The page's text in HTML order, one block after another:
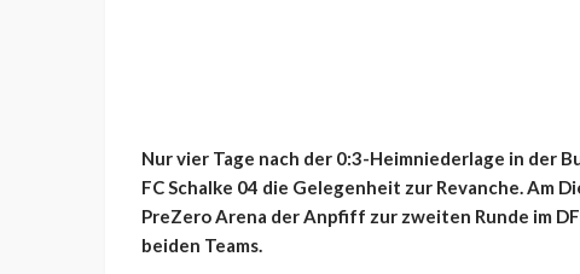
Nur vier Tage nach der 0:3-Heimniederlage in der
FC Schalke 04 die Gelegenheit zur Revanche. Am
PreZero Arena der Anpfiff zur zweiten Runde im
beiden Teams.